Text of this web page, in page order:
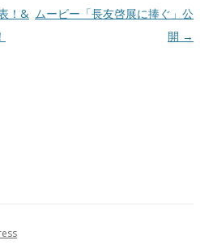
！& ムービー「長友啓展に捧ぐ」公
開 →